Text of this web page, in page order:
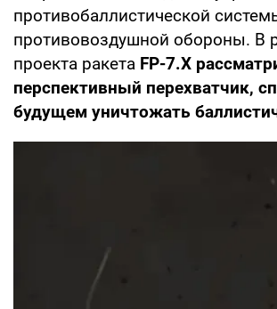
противобаллистической
противовоздушной обороны. В
проекта ракета FP-7.X
перспективный перехватчик,
будущем уничтожать